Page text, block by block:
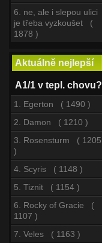
6. ne, ale i slepou ulici
je třeba vyzkoušet (
1878 )
Aktuálně nejlepší
A1/1 v tepl. chovu?
1. Egerton ( 1490 )
2. Damon ( 1210 )
3. Rosensturm ( 1205
)
4. Scyris ( 1148 )
5. Tiznit ( 1154 )
6. Rocky of Gracie (
1107 )
7. Veles ( 1163 )